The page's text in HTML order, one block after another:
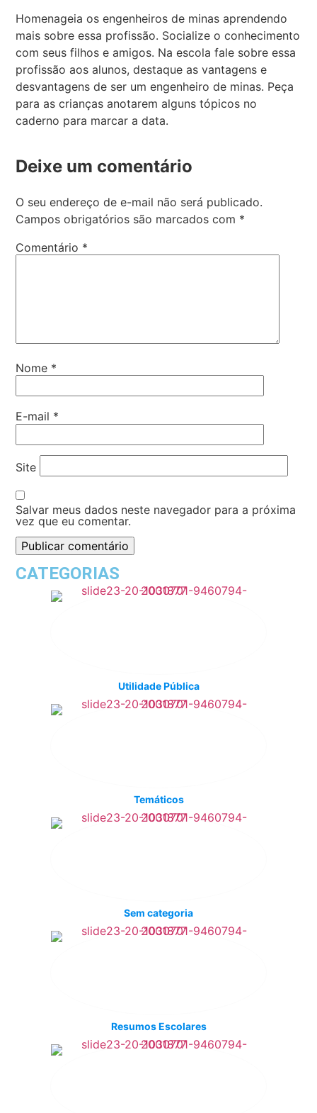
Homenageia os engenheiros de minas aprendendo
mais sobre essa profissão. Socialize o conhecimento
com seus filhos e amigos. Na escola fale sobre essa
profissão aos alunos, destaque as vantagens e
desvantagens de ser um engenheiro de minas. Peça
para as crianças anotarem alguns tópicos no
caderno para marcar a data.
Deixe um comentário
O seu endereço de e-mail não será publicado.
Campos obrigatórios são marcados com *
Comentário *
Nome *
E-mail *
Site
Salvar meus dados neste navegador para a próxima
vez que eu comentar.
CATEGORIAS
Utilidade Pública
Temáticos
Sem categoria
Resumos Escolares